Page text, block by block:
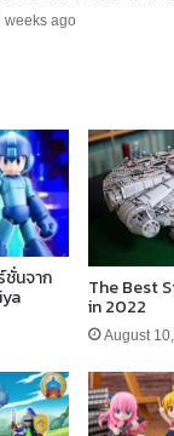
weeks ago
ชั่นจาก The Best
in 2022
August